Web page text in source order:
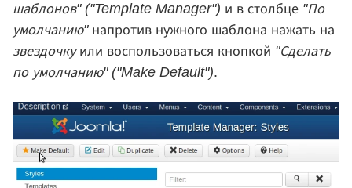
шаблонов" ("Template Manager") и в столбце "По
умолчанию"напротив нужного шаблона нажать на
звездочкуили воспользоваться кнопкой "Сделать
по умолчанию" ("Make Default").